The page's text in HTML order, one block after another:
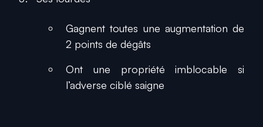
Gagnent toutes une augmentation de
2 points de dégâts
Ont une propriété imblocable si
l’adverse ciblé saigne